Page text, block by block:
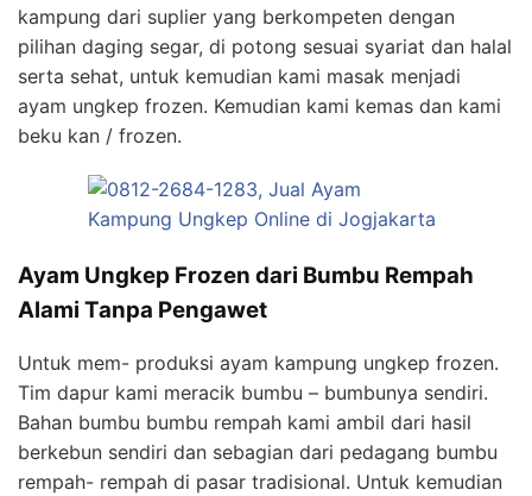
kampung dari suplier yang berkompeten dengan
pilihan daging segar, di potong sesuai syariat dan halal
serta sehat, untuk kemudian kami masak menjadi
ayam ungkep frozen. Kemudian kami kemas dan kami
beku kan / frozen.
Ayam Ungkep Frozen dari Bumbu Rempah
Alami Tanpa Pengawet
Untuk mem- produksi ayam kampung ungkep frozen.
Tim dapur kami meracik bumbu – bumbunya sendiri.
Bahan bumbu bumbu rempah kami ambil dari hasil
berkebun sendiri dan sebagian dari pedagang bumbu
rempah- rempah di pasar tradisional. Untuk kemudian